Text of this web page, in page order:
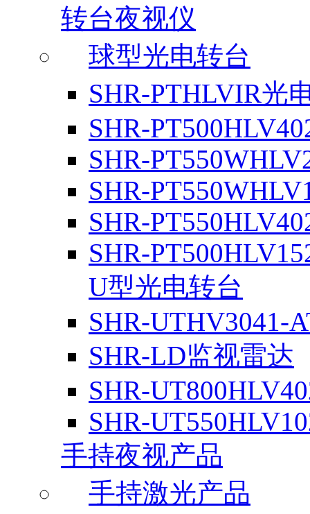
转台夜视仪
球型光电转台
SHR-PTHLVIR光
SHR-
SHR-
SHR-
SHR-
SHR-
U型光电转台
SHR-UTHV3041-
SHR-LD监视雷达
SHR-
SHR-
手持夜视产品
手持激光产品